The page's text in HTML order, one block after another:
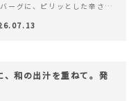
ーグに、ピリッとした辛さと
みが楽しめる特製チリソース
きを読む ピリッと刺激のあ
、和の出汁を重ねて。発